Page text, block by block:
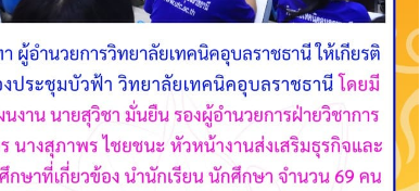
บริษัท ทีเจซี คอร์ปอเรชั่น
จำกัด เพื่อการเรียนการสอน
อาชีวศึกษา